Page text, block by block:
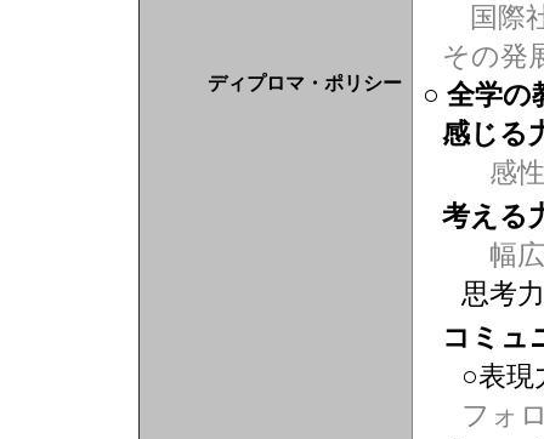
ディプロマ・ポリシー
国際
その発
○ 全学の
感じる
感性
考える
幅
思考力
コミュ
○表現
フォ